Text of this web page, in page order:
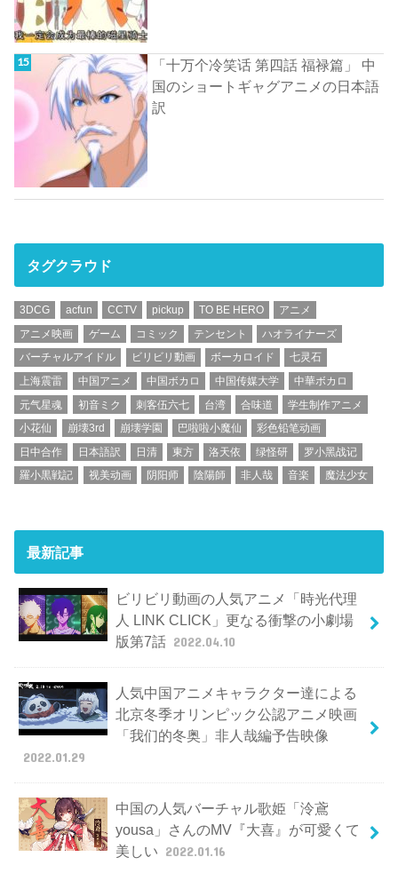
「十万个冷笑话 第四話 福禄篇」 中
国のショートギャグアニメの日本語
訳
タグクラウド
3DCG acfun CCTV pickup TO BE HERO
アニメ
アニメ映画
ゲーム コミック テンセント
ハオライナーズ
バーチャルアイドル
ビリビリ動画 ボーカロイド
七灵石
上海震雷
中国アニメ 中国ボカロ 中国传媒大学
中華ボカロ
元气星魂
初音ミク 刺客伍六七 台湾 合味道
学生制作アニメ
小花仙
崩壊3rd 崩壊学園 巴啦啦小魔仙
彩色铅笔动画
日中合作
日本語訳 日清 東方 洛天依 绿怪研
罗小黑战记
羅小黒戦記
视美动画 阴阳师 陰陽師 非人哉 音楽 魔法少女
最新記事
ビリビリ動画の人気アニメ「時光代理
人 LINK CLICK」更なる衝撃の小劇場
版第7話 2022.04.10
人気中国アニメキャラクター達による
北京冬季オリンピック公認アニメ映画
「我们的冬奥」非人哉編予告映像
2022.01.29
中国の人気バーチャル歌姫「泠鳶
yousa」さんのMV『大喜』が可愛くて
美しい 2022.01.16